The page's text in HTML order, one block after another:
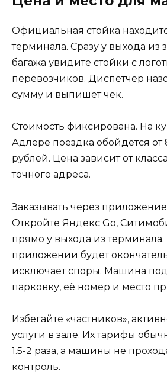
Официальная стойка
терминала. Сразу у выхода из
багажа увидите стойки с
перевозчиков. Диспетчер
сумму и выпишет чек.
Стоимость фиксирована. На
Адлере поездка обойдётся от
рублей. Цена зависит от
точного адреса.
Заказывать через
Откройте Яндекс Go,
прямо у выхода из терминала.
приложении будет
исключает споры. Машина
парковку, её номер и место
Избегайте «частников»,
услуги в зале. Их тарифы
1.5-2 раза, а машины не
контроль.